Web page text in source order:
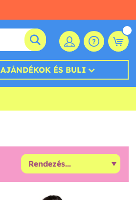
AJÁNDÉKOK ÉS BULI